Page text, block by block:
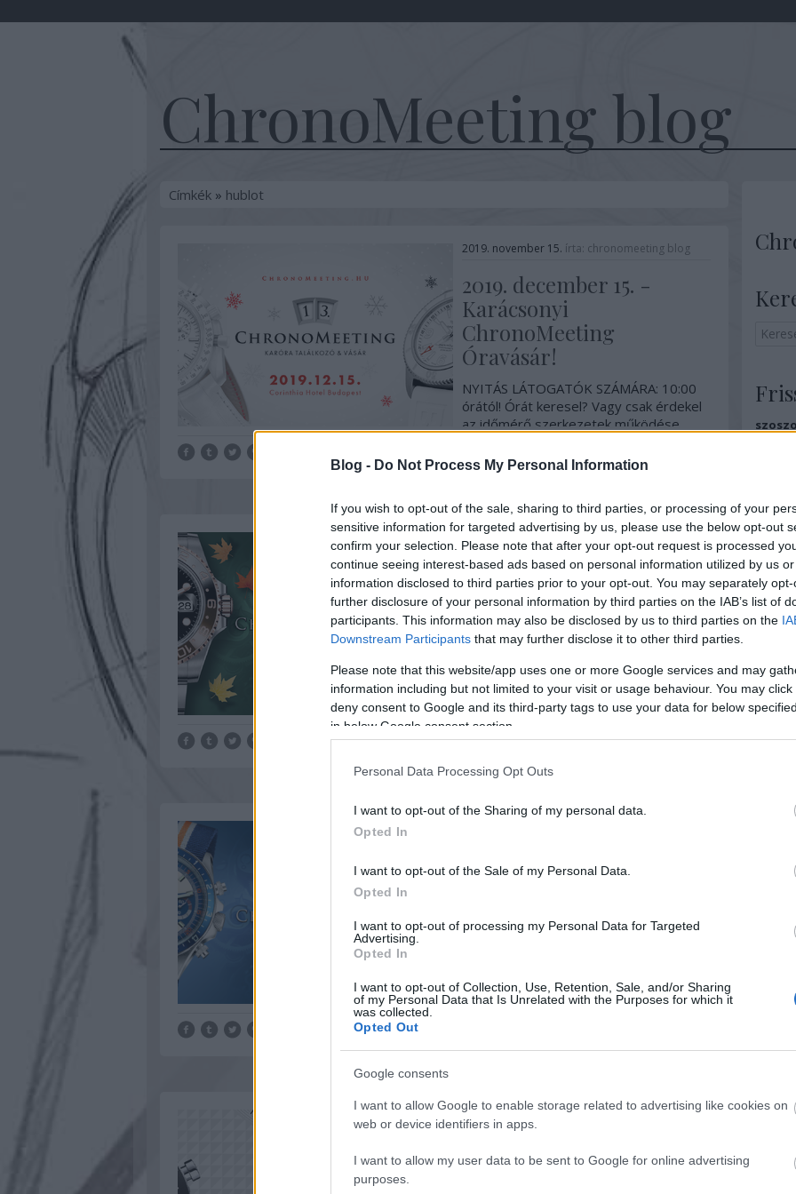
Blog - Do Not Process My Personal Information
If you wish to opt-out of the sale, sharing to third parties, or processing of your
sensitive information for targeted advertising by us, please use the below opt-out
confirm your selection. Please note that after your opt-out request is processed
continue seeing interest-based ads based on personal information utilized by us
information disclosed to third parties prior to your opt-out. You may separately
further disclosure of your personal information by third parties on the IAB’s list of
participants. This information may also be disclosed by us to third parties on the
Downstream Participants that may further disclose it to other third parties.
Please note that this website/app uses one or more Google services and may
information including but not limited to your visit or usage behaviour. You may
deny consent to Google and its third-party tags to use your data for below
in below Google consent section.
Personal Data Processing Opt Outs
I want to opt-out of the Sharing of my personal data.
Opted In
I want to opt-out of the Sale of my Personal Data.
Opted In
I want to opt-out of processing my Personal Data for Targeted
Advertising.
Opted In
I want to opt-out of Collection, Use, Retention, Sale, and/or Sharing
of my Personal Data that Is Unrelated with the Purposes for which it
was collected.
Opted Out
Google consents
I want to allow Google to enable storage related to advertising like cookies on
web or device identifiers in apps.
I want to allow my user data to be sent to Google for online advertising
purposes.
ChronoMeeting blog
Címkék» hublot
2019. november 15. írta: chronomeeting blog
2019. december 15. -
Karácsonyi
ChronoMeeting
Óravásár!
NYITÁS LÁTOGATÓK SZÁMÁRA: 10:00
órától! Órát keresel? Vagy csak érdekel
az időmérő szerkezetek működése,
a lehetőség, hogy itthon ritkán látható
svájci óramárkák új és használt
(Természetesen egyúttal meg is
vásárolhatod…
2019. augusztus 14. írta: chronomeeting blog
2019. szeptember 22-én Budapesten, a
Corinthia Hotel dísztermében kerül
megrendezésre a 12. ChronoMeeting
Óravásár! NYITÁS LÁTOGATÓK
SZÁMÁRA: 10:00 órától! Órát keresel?
szerkezetek működése, netán vásárlás
előtt állsz? Ne habozz, itt a lehetőség,
hogy itthon…
Tovább
Szólj hozzá!
Május 26: ChronoMeeting
Óravásár!
2019. május 26-án Budapesten, a
Corinthia Hotel dísztermében kerül
SZÁMÁRA: 10:00 órától! Órát keresel?
Vagy csak érdekel az időmérő
2018. augusztus 06.írta:chronomeeting blog
VIII. ChronoMeeting
Óravásár!
hová
Nico 1:
nálam,
"stilus"
Ergo
Hamis
ajánlat
14-én
Ha
a
a
várja
2020
2020